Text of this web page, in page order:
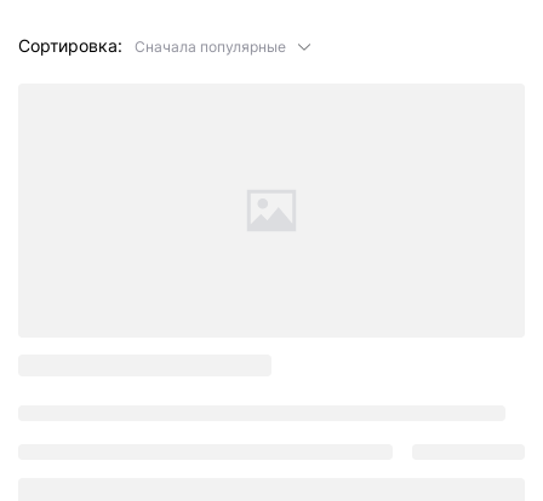
Сортировка: Сначала популярные